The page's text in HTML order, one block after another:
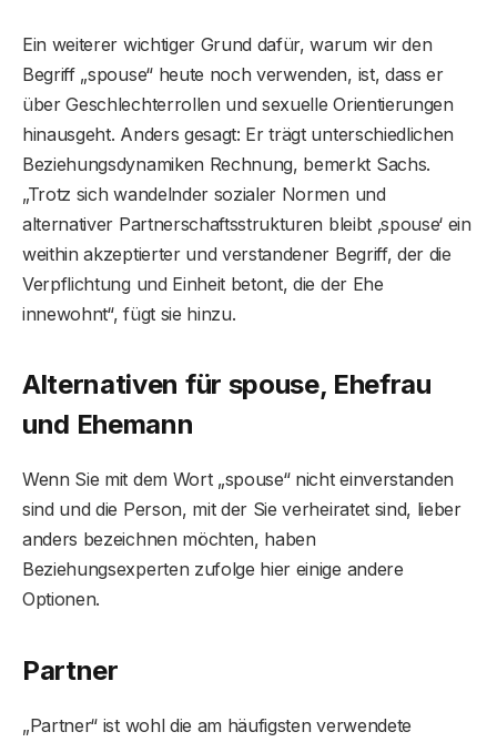
Ein weiterer wichtiger Grund dafür, warum wir den
Begriff „spouse“ heute noch verwenden, ist, dass er
über Geschlechterrollen und sexuelle Orientierungen
hinausgeht. Anders gesagt: Er trägt unterschiedlichen
Beziehungsdynamiken Rechnung, bemerkt Sachs.
„Trotz sich wandelnder sozialer Normen und
alternativer Partnerschaftsstrukturen bleibt ‚spouse‘ ein
weithin akzeptierter und verstandener Begriff, der die
Verpflichtung und Einheit betont, die der Ehe
innewohnt“, fügt sie hinzu.
Alternativen für spouse, Ehefrau
und Ehemann
Wenn Sie mit dem Wort „spouse“ nicht einverstanden
sind und die Person, mit der Sie verheiratet sind, lieber
anders bezeichnen möchten, haben
Beziehungsexperten zufolge hier einige andere
Optionen.
Partner
„Partner“ ist wohl die am häufigsten verwendete